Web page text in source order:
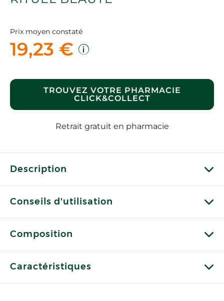
Prix moyen constaté
19,23 €
TROUVEZ VOTRE PHARMACIE
CLICK&COLLECT
Retrait gratuit en pharmacie
Description
Conseils d'utilisation
Composition
Caractéristiques